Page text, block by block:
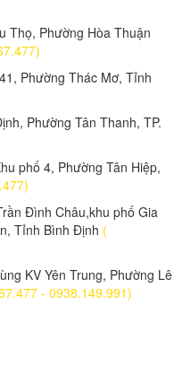
Thọ, Phường Hòa Thuận
Phường Thác Mơ, Tỉnh
Phường Tân Thanh, TP.
phố 4, Phường Tân Hiệp,
Đình Châu,khu phố Gia
Tỉnh Bình Định (
KV Yên Trung, Phường Lê
- 0938.149.991)